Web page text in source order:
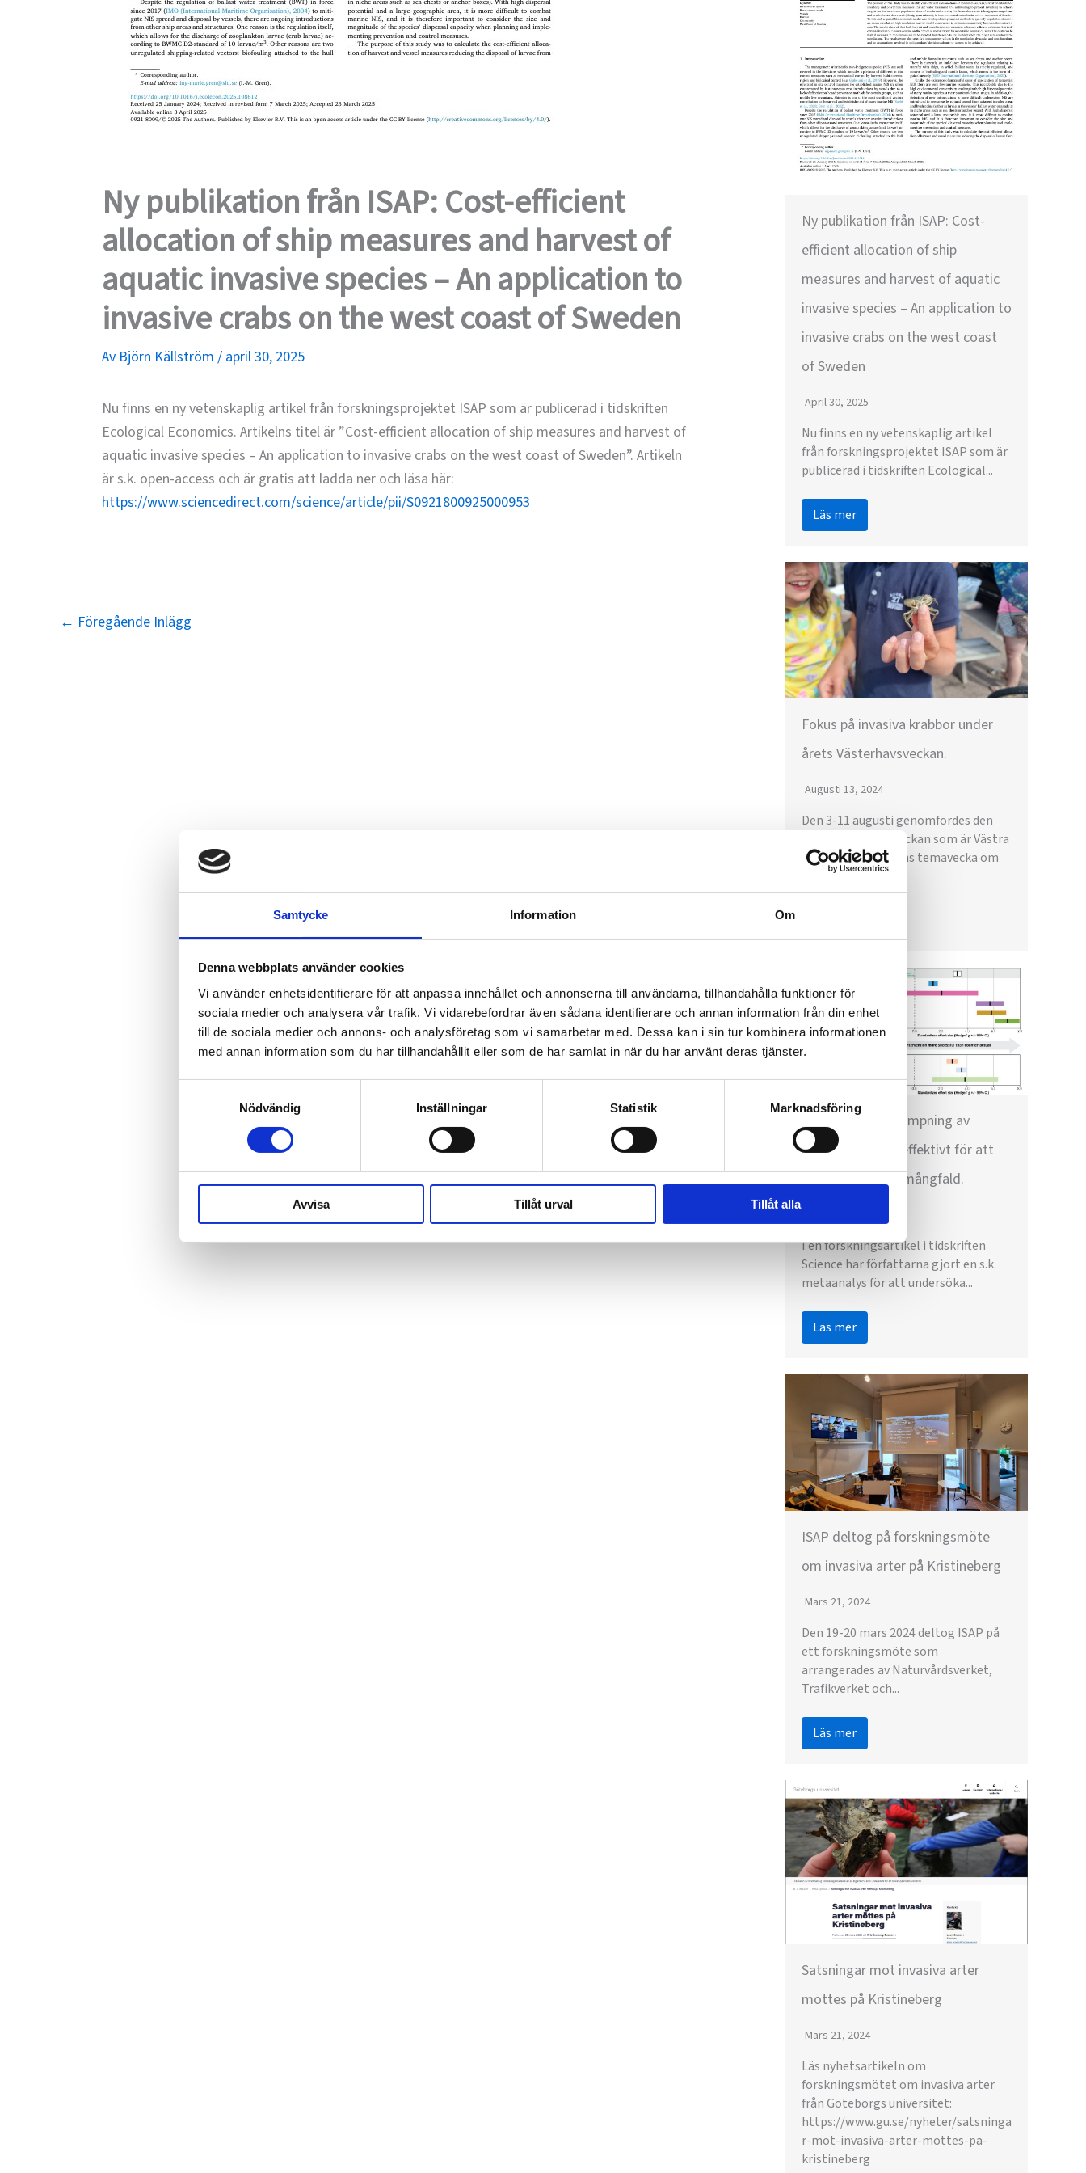
Samtycke Information Om
Denna webbplats använder cookies
Vi använder enhetsidentifierare för att anpassa innehållet och annonserna till användarna, tillhandahålla funktioner för
sociala medier och analysera vår trafik. Vi vidarebefordrar även sådana identifierare och annan information från din enhet
till de sociala medier och annons- och analysföretag som vi samarbetar med. Dessa kan i sin tur kombinera informationen
med annan information som du har tillhandahållit eller som de har samlat in när du har använt deras tjänster.
Nödvändig
Inställningar Statistik Marknadsföring
Avvisa Tillåt urval Tillåt alla
Ny publikation från ISAP: Cost-efficient
allocation of ship measures and harvest of
aquatic invasive species – An application to
invasive crabs on the west coast of Sweden
Av Björn Källström / april 30, 2025
Nu finns en ny vetenskaplig artikel från forskningsprojektet ISAP som är publicerad i tidskriften
Ecological Economics. Artikelns titel är ”Cost-efficient allocation of ship measures and harvest of
aquatic invasive species – An application to invasive crabs on the west coast of Sweden”. Artikeln
är s.k. open-access och är gratis att ladda ner och läsa här:
https://www.sciencedirect.com/science/article/pii/S0921800925000953
← Föregående Inlägg
Ny publikation från ISAP: Cost-
efficient allocation of ship
measures and harvest of aquatic
invasive species – An application to
invasive crabs on the west coast
of Sweden
April 30, 2025
Nu finns en ny vetenskaplig artikel
från forskningsprojektet ISAP som är
publicerad i tidskriften Ecological...
Läs mer
Fokus på invasiva krabbor under
årets Västerhavsveckan.
Augusti 13, 2024
Den 3-11 augusti genomfördes den
16:de Västerhavsveckan som är Västra
Götalandsregionens temavecka om
havsmiljö. På...
Kontroll och bekämpning av
invasiva arter är effektivt för att
bevara biologisk mångfald.
I en forskningsartikel i tidskriften
Science har författarna gjort en s.k.
metaanalys för att undersöka...
Läs mer
ISAP deltog på forskningsmöte
om invasiva arter på Kristineberg
Mars 21, 2024
Den 19-20 mars 2024 deltog ISAP på
ett forskningsmöte som
arrangerades av Naturvårdsverket,
Trafikverket och...
Läs mer
Satsningar mot invasiva arter
möttes på Kristineberg
Mars 21, 2024
Läs nyhetsartikeln om
forskningsmötet om invasiva arter
från Göteborgs universitet:
https://www.gu.se/nyheter/satsninga
r-mot-invasiva-arter-mottes-pa-
kristineberg